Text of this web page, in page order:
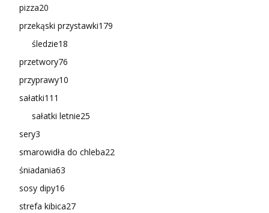
pizza20
przekąski przystawki179
śledzie18
przetwory76
przyprawy10
sałatki111
sałatki letnie25
sery3
smarowidła do chleba22
śniadania63
sosy dipy16
strefa kibica27